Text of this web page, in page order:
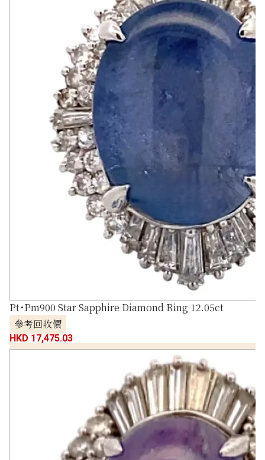
Pt･Pm900 Star Sapphire Diamond Ring 12.05ct
參考回收價
HKD 17,475.03